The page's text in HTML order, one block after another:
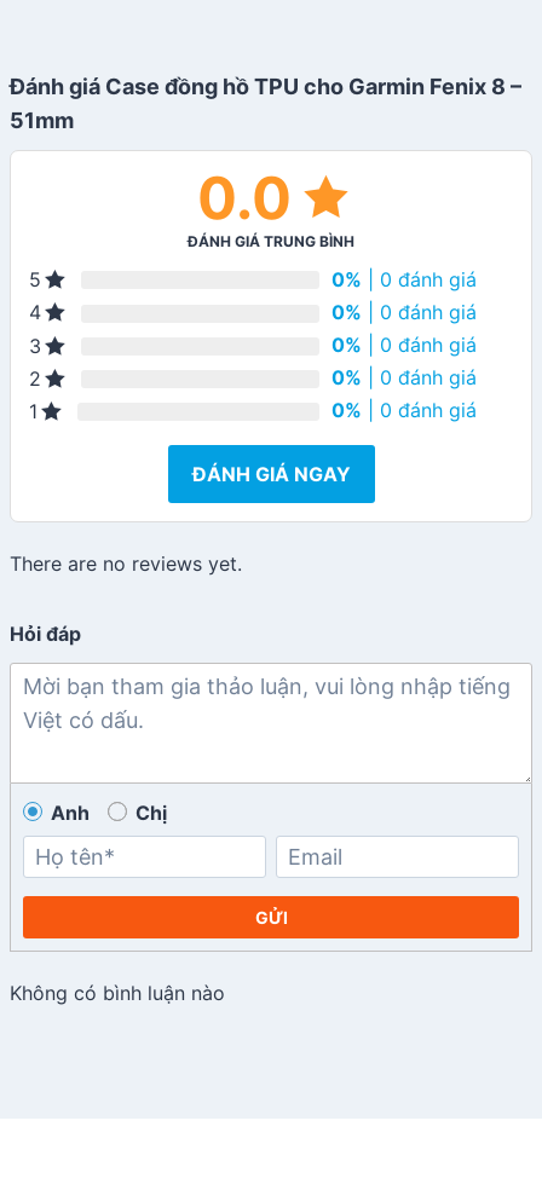
Đánh giá Case đồng hồ TPU cho Garmin Fenix 8 –
51mm
0.0
ĐÁNH GIÁ TRUNG BÌNH
5 0% | 0 đánh giá
4
0% | 0 đánh giá
3
0% | 0 đánh giá
2
0% | 0 đánh giá
1
0% | 0 đánh giá
ĐÁNH GIÁ NGAY
There are no reviews yet.
Hỏi đáp
Anh Chị
GỬI
Không có bình luận nào